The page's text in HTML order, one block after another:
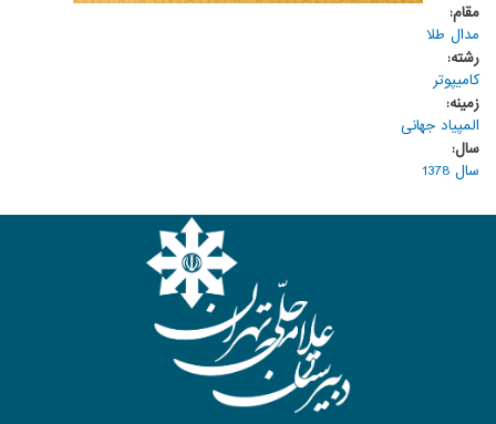
مقام:
مدال طلا
رشته:
کامیپوتر
زمینه:
المپیاد جهانی
سال:
سال 1378